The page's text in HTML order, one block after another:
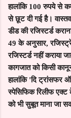
हालांकि 100 रुपये से
से छूट दी गई है।
डीड की रजिस्टर्ड
49 के अनुसार,
रजिस्टर्ड नहीं कराया
कागजात को किसी
हालांकि 'दि ट्रांसफर
स्पेसिफिक रिलीफ एक्ट
को भी सुबूत माना जा